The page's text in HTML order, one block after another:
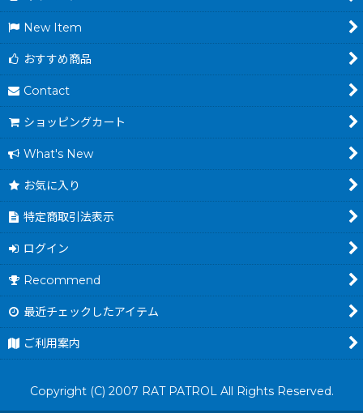
New Item
おすすめ商品
Contact
ショッピングカート
What's New
お気に入り
特定商取引法表示
ログイン
Recommend
最近チェックしたアイテム
ご利用案内
Copyright (C) 2007 RAT PATROL All Rights Reserved.